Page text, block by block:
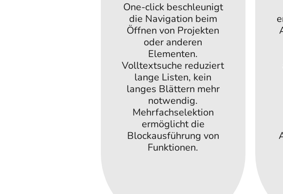
One-click beschleunigt
die Navigation beim
Öffnen von Projekten
oder anderen
Elementen.
Volltextsuche reduziert
lange Listen, kein
langes Blättern mehr
notwendig.
Mehrfachselektion
ermöglicht die
Blockausführung von
Funktionen.